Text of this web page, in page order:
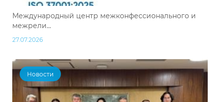
Международный центр межконфессионального и
межрели...
27.07.2026
Новости